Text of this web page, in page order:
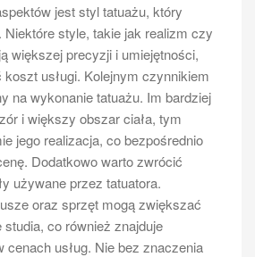
jest styl tatuażu, który
style, takie jak realizm czy
większej precyzji i umiejętności,
usługi. Kolejnym czynnikiem
na wykonanie tatuażu. Im bardziej
i większy obszar ciała, tym
jego realizacja, co bezpośrednio
Dodatkowo warto zwrócić
używane przez tatuatora.
oraz sprzęt mogą zwiększać
co również znajduje
cenach usług. Nie bez znaczenia